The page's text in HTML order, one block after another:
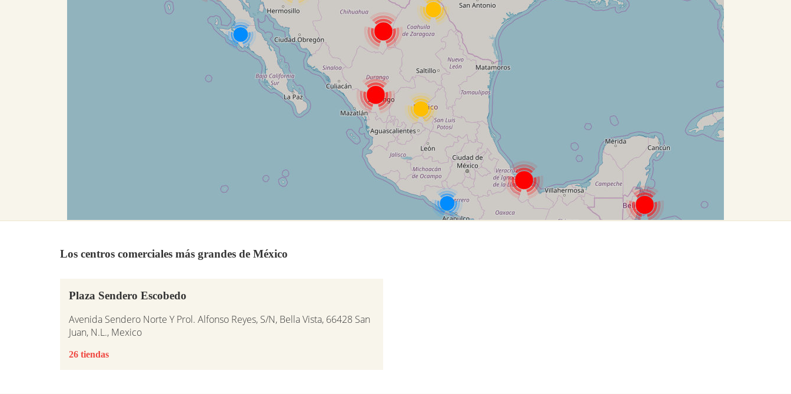
Los centros comerciales más grandes de México
Plaza Sendero Escobedo
Avenida Sendero Norte Y Prol. Alfonso Reyes, S/N, Bella Vista, 66428 San
Juan, N.L., Mexico
26 tiendas